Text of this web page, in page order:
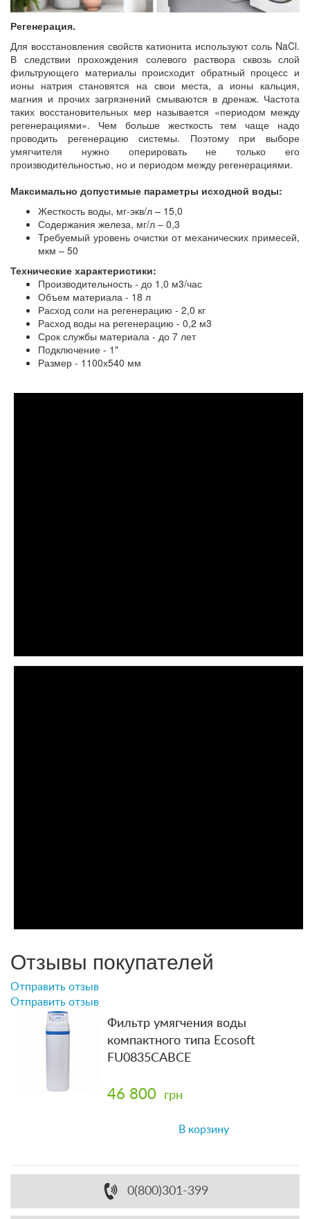
Регенерация.
Для восстановления свойств катионита используют соль NaCl.
В следствии прохождения солевого раствора сквозь слой
фильтрующего материалы происходит обратный процесс и
ионы натрия становятся на свои места, а ионы кальция,
магния и прочих загрязнений смываются в дренаж. Частота
таких восстановительных мер называется «периодом между
регенерациями». Чем больше жесткость тем чаще надо
проводить регенерацию системы. Поэтому при выборе
умягчителя нужно оперировать не только его
производительностью, но и периодом между регенерациями.
Максимально допустимые параметры исходной воды:
Жесткость воды, мг-экв/л – 15,0
Содержания железа, мг/л – 0,3
Требуемый уровень очистки от механических примесей,
мкм – 50
Технические характеристики:
Производительность - до 1,0 м3/час
Объем материала - 18 л
Расход соли на регенерацию - 2,0 кг
Расход воды на регенерацию - 0,2 м3
Срок службы материала - до 7 лет
Подключение - 1"
Размер - 1100х540 мм
Отзывы покупателей
Отправить отзыв
Отправить отзыв
Фильтр умягчения воды
компактного типа Ecosoft
FU0835CABCE
46 800 грн
В корзину
0(800)301-399